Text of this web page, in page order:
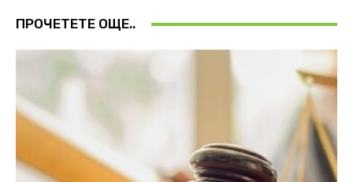
ПРОЧЕТЕТЕ ОЩЕ..